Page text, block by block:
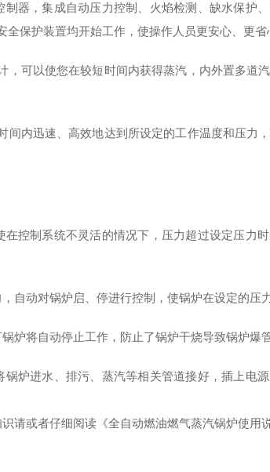
器，集成自动压力控制、火焰检测、缺水保护
保护装置均开始工作，使操作人员更安心、更省
，可以使您在较短时间内获得蒸汽，内外置多道
间内迅速、高效地达到所设定的工作温度和压力
在控制系统不灵活的情况下，压力超过设定压力
自动对锅炉启、停进行控制，使锅炉在设定的压
炉将自动停止工作，防止了锅炉干烧导致锅炉爆管
炉进水、排污、蒸汽等相关管道接好，插上电
请或者仔细阅读《全自动燃油燃气蒸汽锅炉使用说